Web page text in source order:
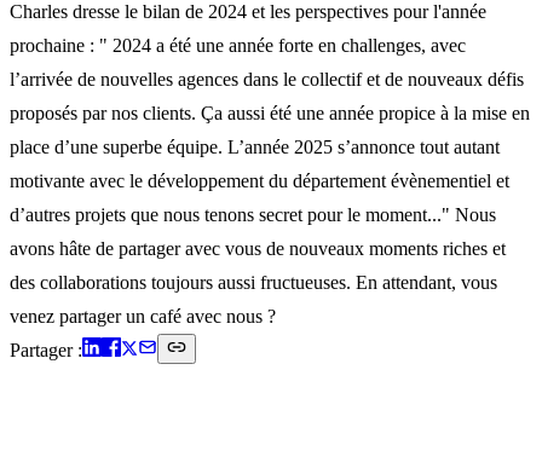
Charles dresse le bilan de 2024 et les perspectives pour l'année
prochaine : " 2024 a été une année forte en challenges, avec
l’arrivée de nouvelles agences dans le collectif et de nouveaux défis
proposés par nos clients. Ça aussi été une année propice à la mise en
place d’une superbe équipe. L’année 2025 s’annonce tout autant
motivante avec le développement du département évènementiel et
d’autres projets que nous tenons secret pour le moment..." Nous
avons hâte de partager avec vous de nouveaux moments riches et
des collaborations toujours aussi fructueuses. En attendant, vous
venez partager un café avec nous ? ‍ ‍
Partager :